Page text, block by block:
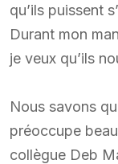
qu’ils puissent
Durant mon
je veux qu’ils
Nous savons
préoccupe
collègue Deb